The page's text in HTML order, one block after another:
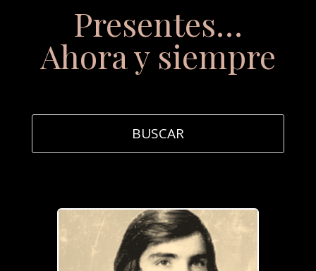
Presentes…
Ahora y siempre